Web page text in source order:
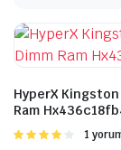
HyperX
Ram
1